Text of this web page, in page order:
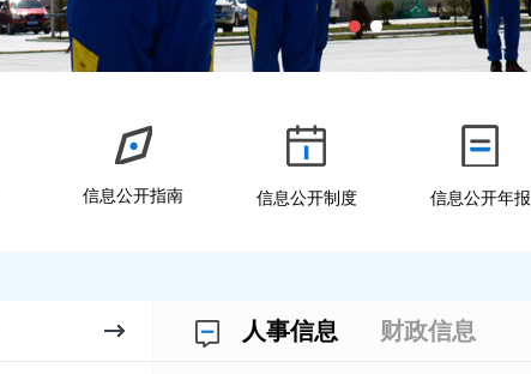
信息公开指南 信息公开制度 信息公开年报
人事信息 财政信息